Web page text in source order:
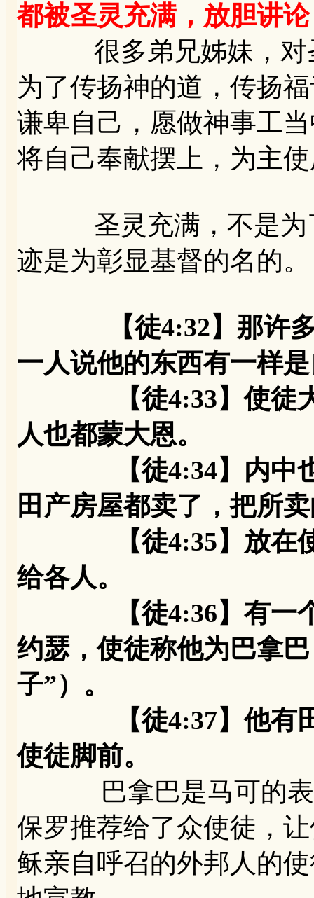
都被圣灵充满，放胆讲
很多弟兄姊妹，对圣
为了传扬神的道，传扬
谦卑自己，愿做神事工
将自己奉献摆上，为主
圣灵充满，不是为了
迹是为彰显基督的名的。
【徒4:32】那许
一人说他的东西有一样
【徒4:33】使徒大
人也都蒙大恩。
【徒4:34】内中也
田产房屋都卖了，把所
【徒4:35】放在使
给各人。
【徒4:36】有一个
约瑟，使徒称他为巴拿
子”）。
【徒4:37】他有田
使徒脚前。
巴拿巴是马可的表哥
保罗推荐给了众使徒，
稣亲自呼召的外邦人的